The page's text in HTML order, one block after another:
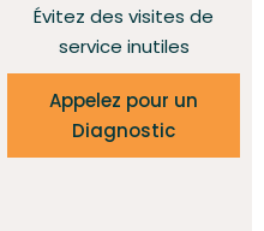
Évitez des visites de
service inutiles
Appelez pour un
Diagnostic